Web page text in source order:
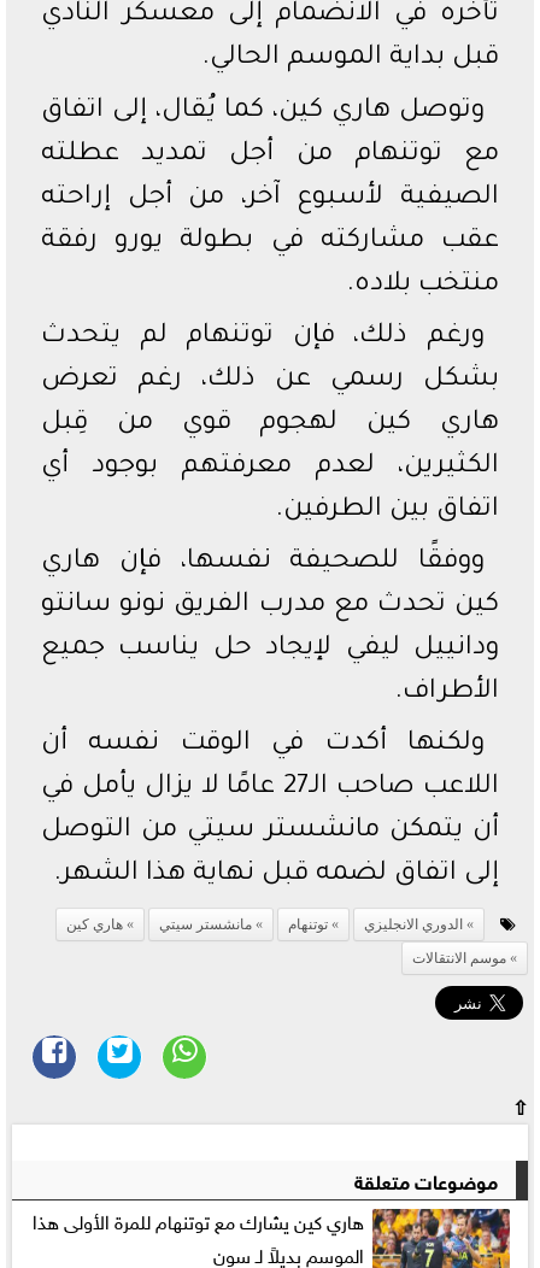
تأخره في الانضمام إلى معسكر النادي
قبل بداية الموسم الحالي.
وتوصل هاري كين، كما يُقال، إلى اتفاق
مع توتنهام من أجل تمديد عطلته
الصيفية لأسبوع آخر، من أجل إراحته
عقب مشاركته في بطولة يورو رفقة
منتخب بلاده.
ورغم ذلك، فإن توتنهام لم يتحدث
بشكل رسمي عن ذلك، رغم تعرض
هاري كين لهجوم قوي من قِبل
الكثيرين، لعدم معرفتهم بوجود أي
اتفاق بين الطرفين.
ووفقًا للصحيفة نفسها، فإن هاري
كين تحدث مع مدرب الفريق نونو سانتو
ودانييل ليفي لإيجاد حل يناسب جميع
الأطراف.
ولكنها أكدت في الوقت نفسه أن
اللاعب صاحب الـ27 عامًا لا يزال يأمل في
أن يتمكن مانشستر سيتي من التوصل
إلى اتفاق لضمه قبل نهاية هذا الشهر.
الدوري الانجليزي توتنهام مانشستر سيتي
هاري كين
موسم الانتقالات
⇧
موضوعات متعلقة
هاري كين يشارك مع توتنهام للمرة الأولى هذا
الموسم بديلاً لـ سون